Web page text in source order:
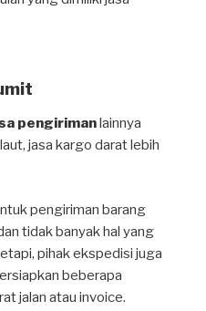
pengiriman lainnya
jasa kargo darat lebih
pengiriman barang
tidak banyak hal yang
pihak ekspedisi juga
beberapa
jalan atau invoice.